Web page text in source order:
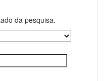
da pesquisa.